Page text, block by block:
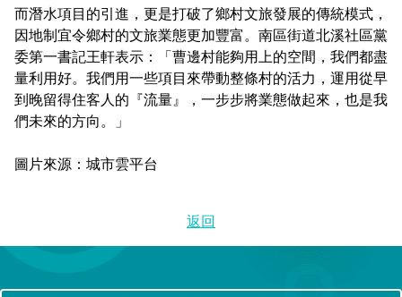
而潛水項目的引進，更是打破了鄉村文旅發展的傳統模式，
因地制宜令鄉村的文旅業態更加豐富。南區街道北溪社區黨
委第一書記王軒表示：「曹邊村能夠用上的空間，我們都盡
量利用好。我們用一些項目來帶動整條村的活力，運用從早
到晚留得住客人的『流量』，一步步將業態做起來，也是我
們未來的方向。」
圖片來源：城市雲平台
返回